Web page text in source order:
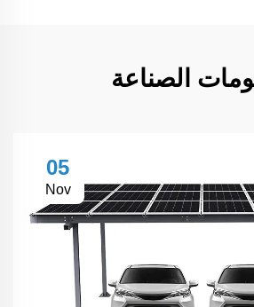
الصناعة
05
Nov